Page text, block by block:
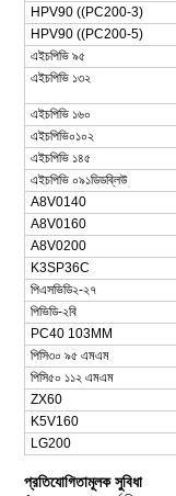
HPV90 ((PC200-3)
HPV90 ((PC200-5)
এইচপিভি ৯৫
এইচপিভি ১৩২
এইচপিভি ১৬০
এইচপিভি০১০২
এইচপিভি ১৪৫
এইচপিভি ০৯১ডিডব্লিউ
A8V0140
A8V0160
A8V0200
K3SP36C
পিএসভিডি২-২৭
পিভিডি-২বি
PC40 103MM
পিসি৩০ ৯৫ এমএম
পিসি৫০ ১১২ এমএম
ZX60
K5V160
LG200
প্রতিযোগিতামূলক সুবিধা